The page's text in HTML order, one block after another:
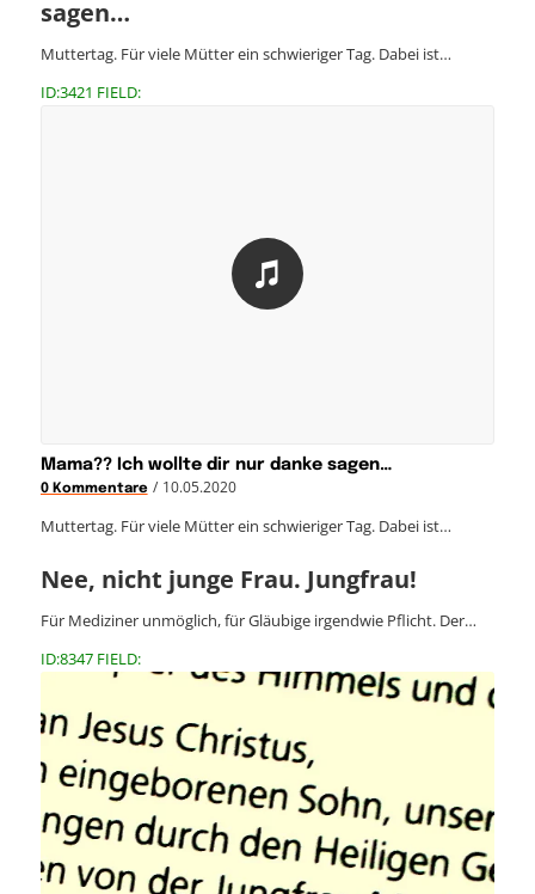
sagen…
Muttertag. Für viele Mütter ein schwieriger Tag. Dabei ist…
ID:3421 FIELD:
Mama?? Ich wollte dir nur danke sagen…
0 Kommentare / 10.05.2020
Muttertag. Für viele Mütter ein schwieriger Tag. Dabei ist…
Nee, nicht junge Frau. Jungfrau!
Für Mediziner unmöglich, für Gläubige irgendwie Pflicht. Der…
ID:8347 FIELD: